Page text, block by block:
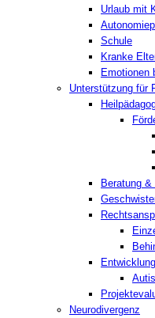
Urlaub mit
Schule
Kranke
Emotionen
Unterstützung für
Beratung
Neurodivergenz